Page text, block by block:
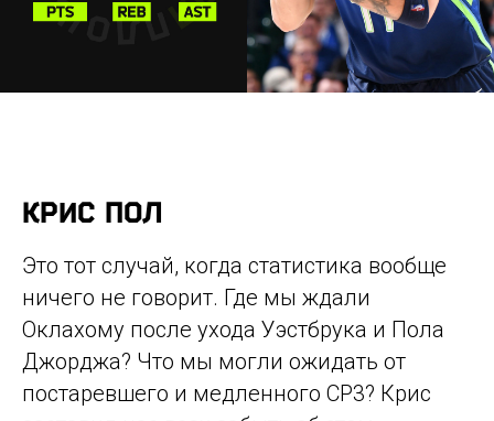
КРИС ПОЛ
Это тот случай, когда статистика вообще
ничего не говорит. Где мы ждали
Оклахому после ухода Уэстбрука и Пола
Джорджа? Что мы могли ожидать от
постаревшего и медленного CP3? Крис
© 2016-2026 PLAYGROUND MOSCOW